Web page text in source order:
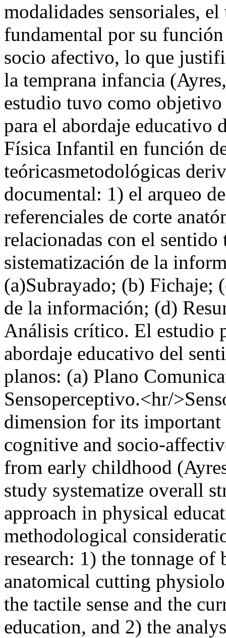
modalidades sensoriales,
fundamental por su
socio afectivo, lo que
la temprana infancia
estudio tuvo como objetivo
para el abordaje educativo
Física Infantil en función
teóricasmetodológicas
documental: 1) el arqueo
referenciales de corte
relacionadas con el
sistematización de la
(a)Subrayado; (b) Fichaje;
de la información; (d)
Análisis crítico. El estudio
abordaje educativo del
planos: (a) Plano
Sensoperceptivo.<hr/
dimension for its
cognitive and socio-
from early childhood
study systematize overall
approach in physical
methodological
research: 1) the tonnage of
anatomical cutting
the tactile sense and the
education, and 2) the